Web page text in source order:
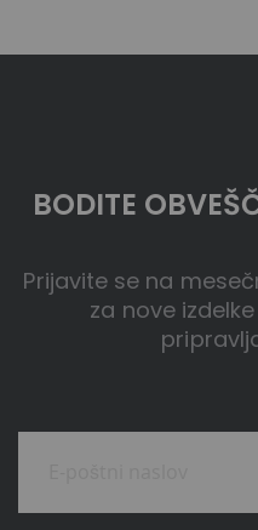
BODITE
Prijavite se na
za nove